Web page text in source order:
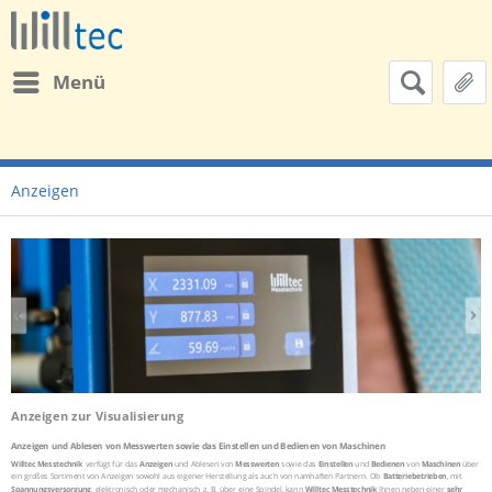
Menü
Anzeigen
Anzeigen zur Visualisierung
Anzeigen und Ablesen von Messwerten sowie das Einstellen und Bedienen von Maschinen
Willtec Messtechnik verfügt für das Anzeigenund Ablesen vonMesswerten sowie das Einstellen undBedienen von Maschinenüber
ein großes Sortiment von Anzeigen sowohl aus eigener Herstellung als auch von namhaften Partnern. Ob Batteriebetrieben, mit
Spannungsversorgung , elektronisch oder mechanisch z. B. über eine Spindel, kann Willtec Messtechnik Ihnen neben einer sehr